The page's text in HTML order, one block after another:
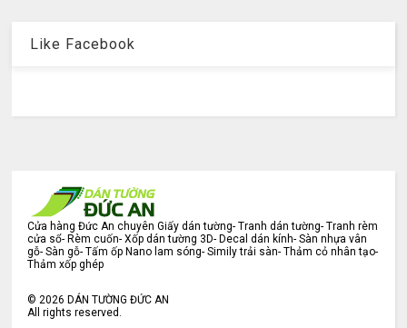
Like Facebook
Cửa hàng Đức An chuyên Giấy dán tường- Tranh dán tường- Tranh rèm
cửa sổ- Rèm cuốn- Xốp dán tường 3D- Decal dán kính- Sàn nhựa vân
gỗ- Sàn gỗ- Tấm ốp Nano lam sóng- Simily trải sàn- Thảm cỏ nhân tạo-
Thảm xốp ghép
©2026 DÁN TƯỜNG ĐỨC AN
All rights reserved.